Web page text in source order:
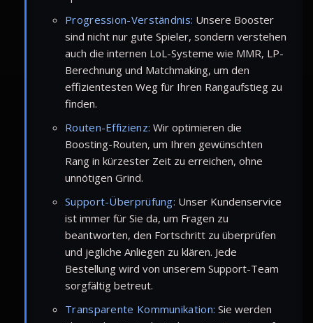
Progression-Verständnis: Unsere Booster
sind nicht nur gute Spieler, sondern verstehen
auch die internen LoL-Systeme wie MMR, LP-
Berechnung und Matchmaking, um den
effizientesten Weg für Ihren Rangaufstieg zu
finden.
Routen-Effizienz: Wir optimieren die
Boosting-Routen, um Ihren gewünschten
Rang in kürzester Zeit zu erreichen, ohne
unnötigen Grind.
Support-Überprüfung: Unser Kundenservice
ist immer für Sie da, um Fragen zu
beantworten, den Fortschritt zu überprüfen
und jegliche Anliegen zu klären. Jede
Bestellung wird von unserem Support-Team
sorgfältig betreut.
Transparente Kommunikation: Sie werden